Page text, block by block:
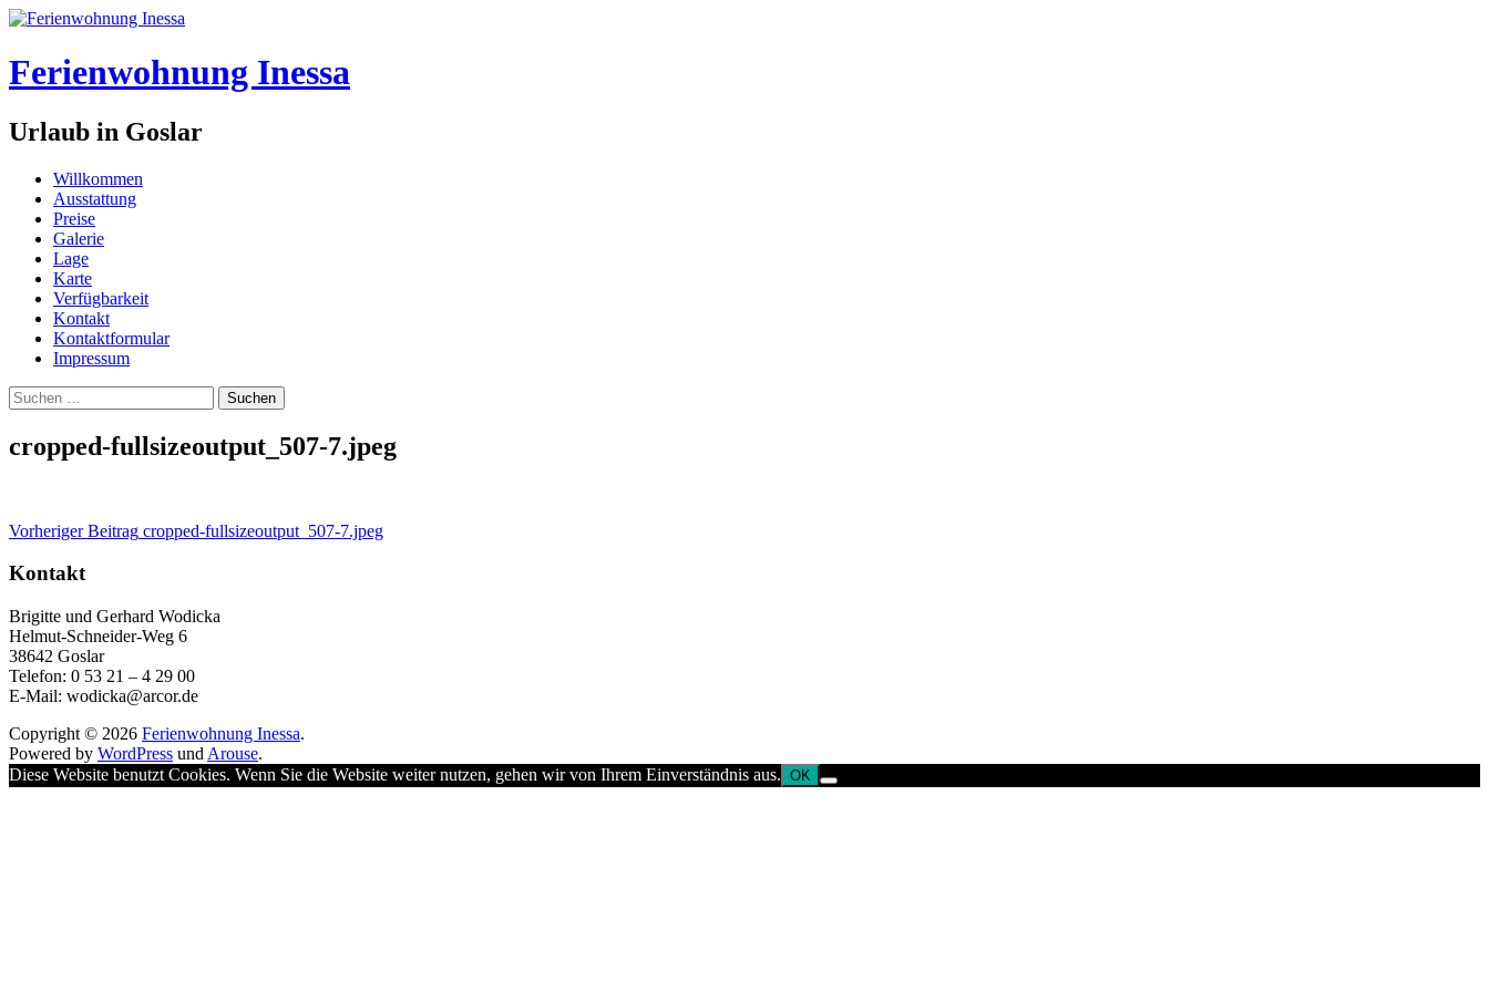
Zum
springen
Ferienwohnung Inessa
Urlaub in Goslar
Willkommen
Ausstattung
Preise
Galerie
Lage
Karte
Verfügbarkeit
Kontakt
Kontaktformular
Impressum
Suchen
nach:
cropped-fullsizeoutput_507-7.jpeg
Beitragsnavigation
Vorheriger Beitrag cropped-fullsizeoutput_507-7.jpeg
Kontakt
Brigitte und Gerhard Wodicka
Helmut-Schneider-Weg 6
38642 Goslar
Telefon: 0 53 21 – 4 29 00
E-Mail: wodicka@arcor.de
Copyright © 2026 Ferienwohnung Inessa.
Powered by WordPress und Arouse.
Diese Website benutzt Cookies. Wenn Sie die Website weiter nutzen, gehen wir von Ihrem Einverständnis aus. OK